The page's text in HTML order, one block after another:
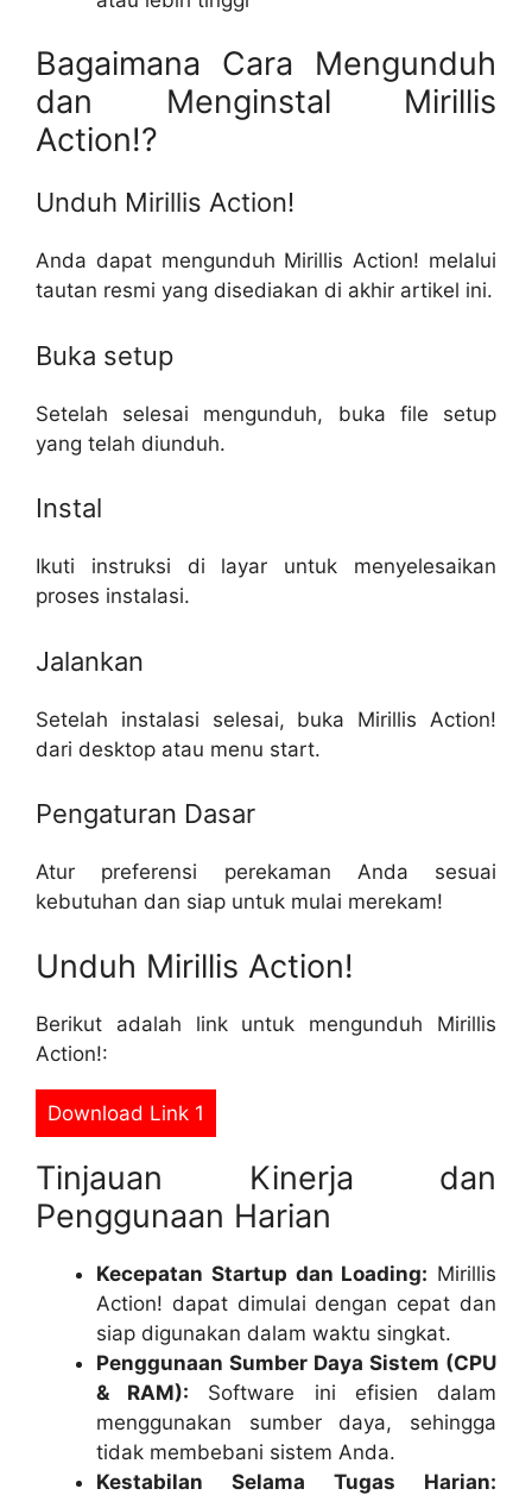
Bagaimana Cara Mengunduh
dan Menginstal Mirillis
Action!?
Unduh Mirillis Action!
Anda dapat mengunduh Mirillis Action! melalui
tautan resmi yang disediakan di akhir artikel ini.
Buka setup
Setelah selesai mengunduh, buka file setup
yang telah diunduh.
Instal
Ikuti instruksi di layar untuk menyelesaikan
proses instalasi.
Jalankan
Setelah instalasi selesai, buka Mirillis Action!
dari desktop atau menu start.
Pengaturan Dasar
Atur preferensi perekaman Anda sesuai
kebutuhan dan siap untuk mulai merekam!
Unduh Mirillis Action!
Berikut adalah link untuk mengunduh Mirillis
Action!:
Download Link 1
Tinjauan Kinerja dan
Penggunaan Harian
Kecepatan Startup dan Loading: Mirillis
Action! dapat dimulai dengan cepat dan
siap digunakan dalam waktu singkat.
Penggunaan Sumber Daya Sistem (CPU
& RAM): Software ini efisien dalam
menggunakan sumber daya, sehingga
tidak membebani sistem Anda.
Kestabilan Selama Tugas Harian: